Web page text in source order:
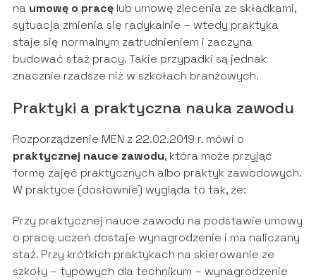
na umowę o pracęlub umowę zlecenia ze składkami,
sytuacja zmienia się radykalnie – wtedy praktyka
staje się normalnym zatrudnieniem i zaczyna
budować staż pracy. Takie przypadki są jednak
znacznie rzadsze niż w szkołach branżowych.
Praktyki a praktyczna nauka zawodu
Rozporządzenie MEN z 22.02.2019 r. mówi o
praktycznej nauce zawodu, która może przyjąć
formę zajęć praktycznych albo praktyk zawodowych.
W praktyce (dosłownie) wygląda to tak, że:
Przy praktycznej nauce zawodu na podstawie umowy
o pracę uczeń dostaje wynagrodzenie i ma naliczany
staż. Przy krótkich praktykach na skierowanie ze
szkoły – typowych dla technikum – wynagrodzenie